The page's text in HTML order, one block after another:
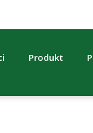
Produkt